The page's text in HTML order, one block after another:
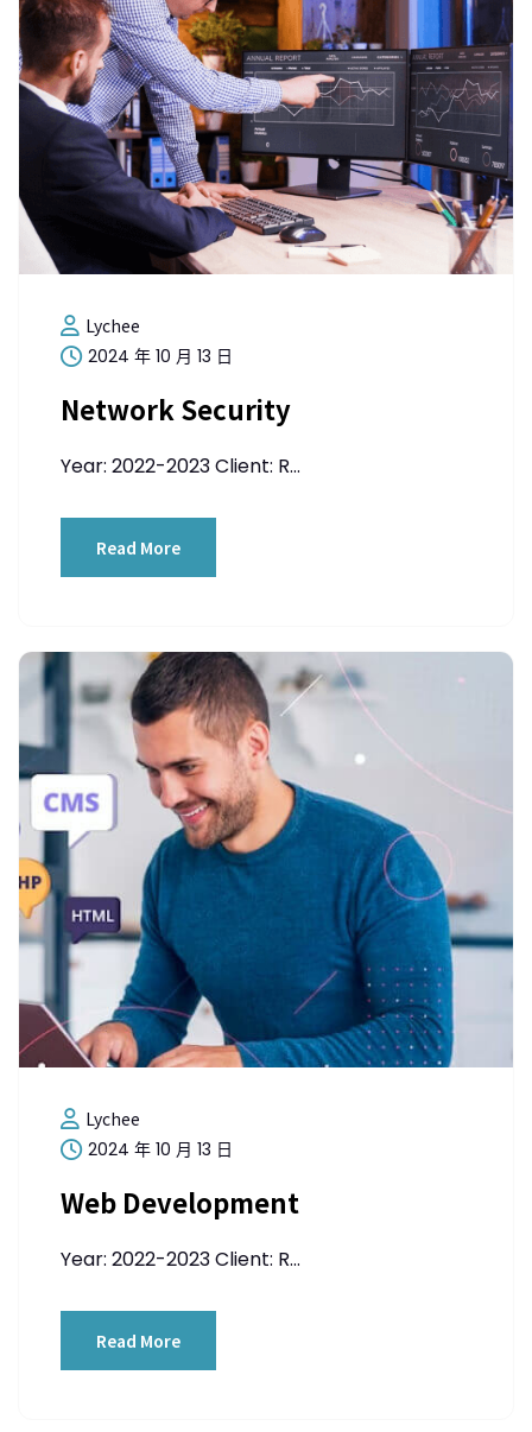
Lychee
2024 年 10 月 13 日
Network Security
Year: 2022-2023 Client: R...
Read More
Lychee
2024 年 10 月 13 日
Web Development
Year: 2022-2023 Client: R...
Read More